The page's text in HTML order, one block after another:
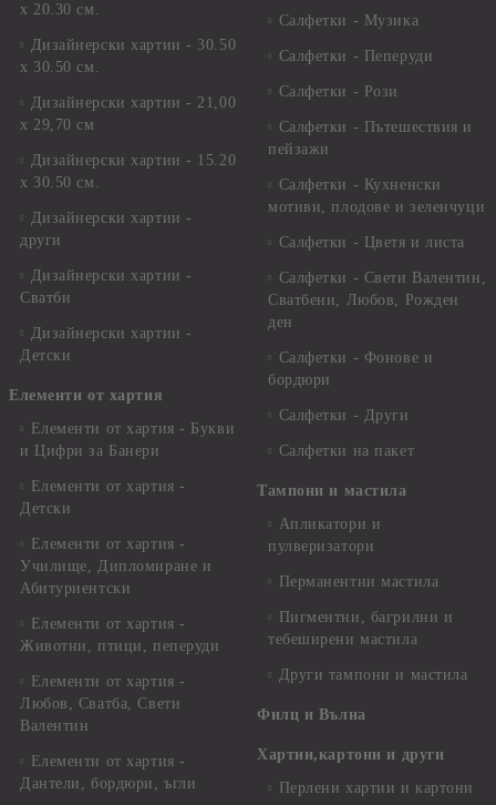
х 20.30 см.
Дизайнерски хартии - 30.50
х 30.50 см.
Дизайнерски хартии - 21,00
х 29,70 см
Дизайнерски хартии - 15.20
x 30.50 см.
Дизайнерски хартии -
други
Дизайнерски хартии -
Сватби
Дизайнерски хартии -
Детски
Елементи от хартия
Елементи от хартия - Букви
и Цифри за Банери
Елементи от хартия -
Детски
Елементи от хартия -
Училище, Дипломиране и
Абитуриентски
Елементи от хартия -
Животни, птици, пеперуди
Елементи от хартия -
Любов, Сватба, Свети
Валентин
Елементи от хартия -
Дантели, бордюри, ъгли
Салфетки - Музика
Салфетки - Пеперуди
Салфетки - Рози
Салфетки - Пътешествия и
пейзажи
Салфетки - Кухненски
мотиви, плодове и зеленчуци
Салфетки - Цветя и листа
Салфетки - Свети Валентин,
Сватбени, Любов, Рожден
ден
Салфетки - Фонове и
бордюри
Салфетки - Други
Салфетки на пакет
Тампони и мастила
Апликатори и
пулверизатори
Перманентни мастила
Пигментни, багрилни и
тебеширени мастила
Други тампони и мастила
Филц и Вълна
Хартии,картони и други
Перлени хартии и картони